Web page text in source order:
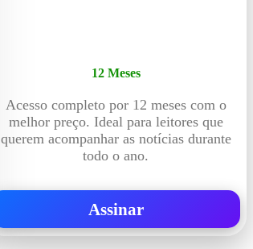
12 Meses
Acesso completo por 12 meses com o
melhor preço. Ideal para leitores que
querem acompanhar as notícias durante
todo o ano.
Assinar